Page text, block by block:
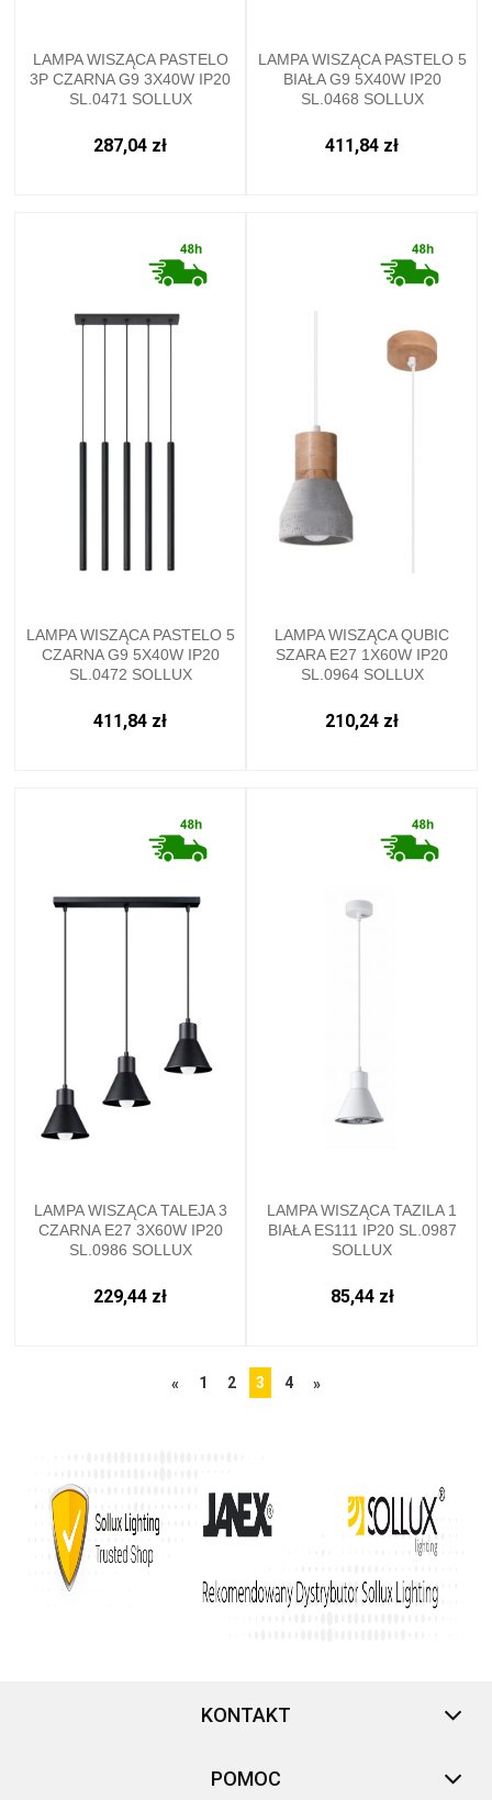
LAMPA WISZĄCA PASTELO
3P CZARNA G9 3X40W IP20
SL.0471 SOLLUX
287,04 zł
LAMPA WISZĄCA PASTELO 5
BIAŁA G9 5X40W IP20
SL.0468 SOLLUX
411,84 zł
LAMPA WISZĄCA PASTELO 5
CZARNA G9 5X40W IP20
SL.0472 SOLLUX
411,84 zł
LAMPA WISZĄCA QUBIC
SZARA E27 1X60W IP20
SL.0964 SOLLUX
210,24 zł
LAMPA WISZĄCA TALEJA 3
CZARNA E27 3X60W IP20
SL.0986 SOLLUX
229,44 zł
LAMPA WISZĄCA TAZILA 1
BIAŁA ES111 IP20 SL.0987
SOLLUX
85,44 zł
« 1 2 3 4 »
KONTAKT
POMOC